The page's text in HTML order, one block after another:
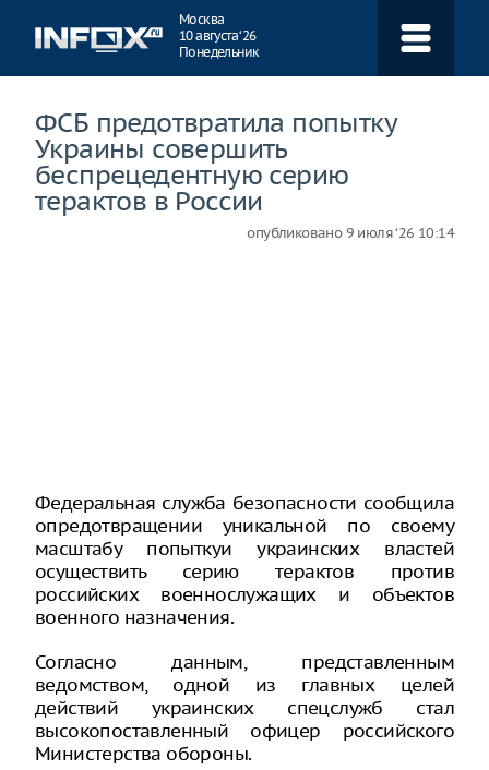
Москва
10 августа ‘26
Понедельник
ФСБ предотвратила попытку
Украины совершить
беспрецедентную серию
терактов в России
опубликовано9 июля ‘26 10:14
Федеральная служба безопасности сообщила
опредотвращении уникальной по своему
масштабу попыткуи украинских властей
осуществить серию терактов против
российских военнослужащих и объектов
военного назначения.
Согласно данным, представленным
ведомством, одной из главных целей
действий украинских спецслужб стал
высокопоставленный офицер российского
Министерства обороны.